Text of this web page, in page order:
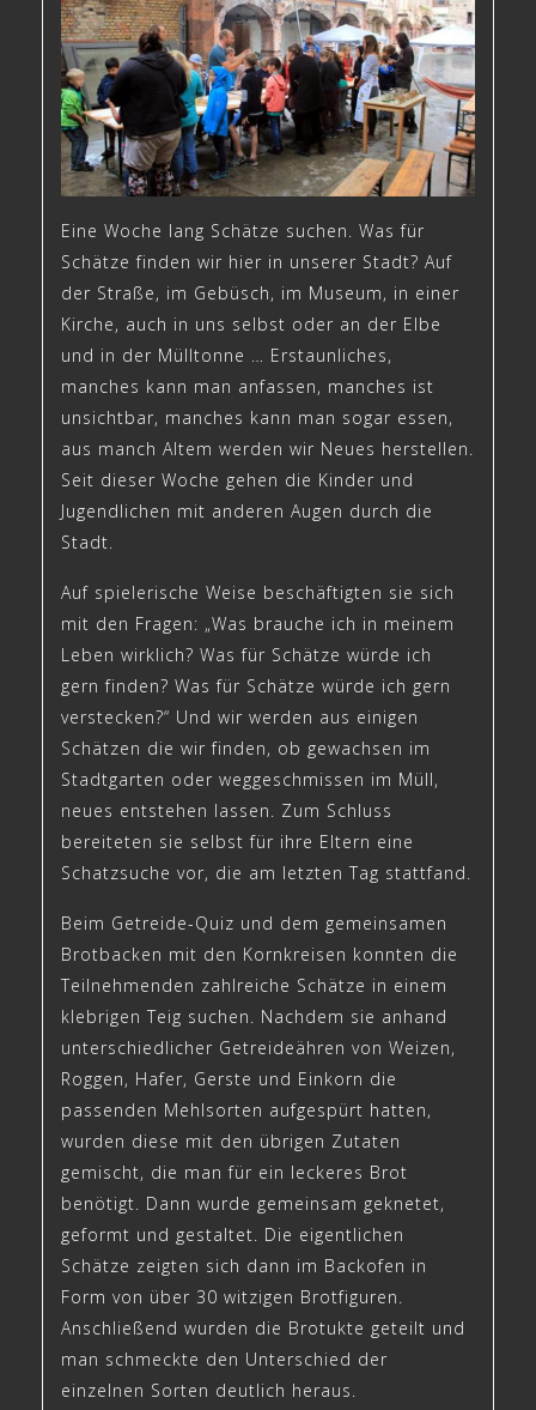
Eine Woche lang Schätze suchen. Was für
Schätze finden wir hier in unserer Stadt? Auf
der Straße, im Gebüsch, im Museum, in einer
Kirche, auch in uns selbst oder an der Elbe
und in der Mülltonne … Erstaunliches,
manches kann man anfassen, manches ist
unsichtbar, manches kann man sogar essen,
aus manch Altem werden wir Neues herstellen.
Seit dieser Woche gehen die Kinder und
Jugendlichen mit anderen Augen durch die
Stadt.
Auf spielerische Weise beschäftigten sie sich
mit den Fragen: „Was brauche ich in meinem
Leben wirklich? Was für Schätze würde ich
gern finden? Was für Schätze würde ich gern
verstecken?“ Und wir werden aus einigen
Schätzen die wir finden, ob gewachsen im
Stadtgarten oder weggeschmissen im Müll,
neues entstehen lassen. Zum Schluss
bereiteten sie selbst für ihre Eltern eine
Schatzsuche vor, die am letzten Tag stattfand.
Beim Getreide-Quiz und dem gemeinsamen
Brotbacken mit den Kornkreisen konnten die
Teilnehmenden zahlreiche Schätze in einem
klebrigen Teig suchen. Nachdem sie anhand
unterschiedlicher Getreideähren von Weizen,
Roggen, Hafer, Gerste und Einkorn die
passenden Mehlsorten aufgespürt hatten,
wurden diese mit den übrigen Zutaten
gemischt, die man für ein leckeres Brot
benötigt. Dann wurde gemeinsam geknetet,
geformt und gestaltet. Die eigentlichen
Schätze zeigten sich dann im Backofen in
Form von über 30 witzigen Brotfiguren.
Anschließend wurden die Brotukte geteilt und
man schmeckte den Unterschied der
einzelnen Sorten deutlich heraus.